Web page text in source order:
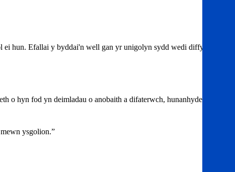
hun. Efallai y byddai'n well gan yr unigolyn sydd wedi diffygio
hyn fod yn deimladau o anobaith a difaterwch, hunanhyder isel,
ysgolion.”